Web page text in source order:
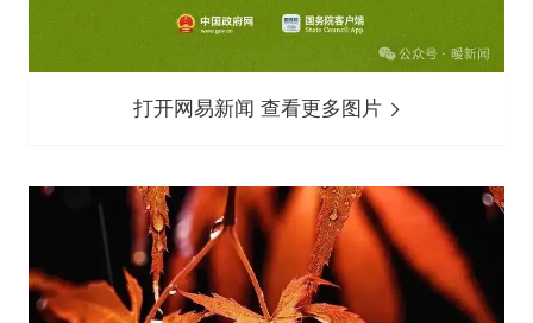
打开网易新闻 查看更多图片